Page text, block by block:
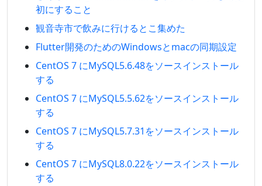
初にすること
観音寺市で飲みに行けるとこ集めた
Flutter開発のためのWindowsとmacの同期設定
CentOS 7 にMySQL5.6.48をソースインストール
する
CentOS 7 にMySQL5.5.62をソースインストール
する
CentOS 7 にMySQL5.7.31をソースインストール
する
CentOS 7 にMySQL8.0.22をソースインストール
する